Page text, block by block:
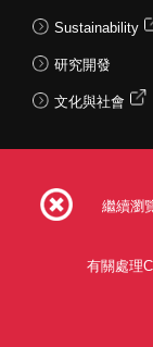
Sustainability
研究開發
文化與社會
關
繼續瀏
有關處理